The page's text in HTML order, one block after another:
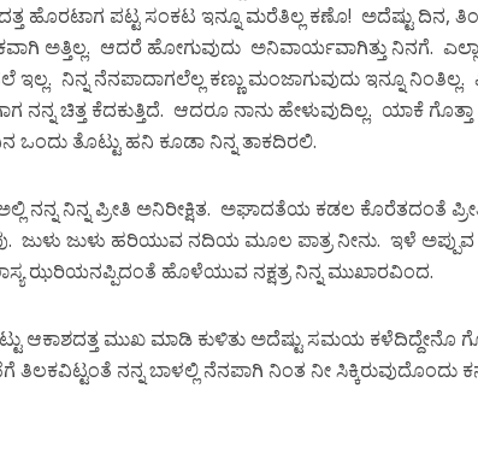
ಹೊರಟಾಗ ಪಟ್ಟ ಸಂಕಟ ಇನ್ನೂ ಮರೆತಿಲ್ಲ ಕಣೊ! ಅದೆಷ್ಟು ದಿನ,
ಅತ್ತಿಲ್ಲ. ಆದರೆ ಹೋಗುವುದು ಅನಿವಾರ್ಯವಾಗಿತ್ತು ನಿನಗೆ.
ಇಲ್ಲ‌. ನಿನ್ನ ನೆನಪಾದಾಗಲೆಲ್ಲ ಕಣ್ಣು ಮಂಜಾಗುವುದು ಇನ್ನೂ ನಿಂತಿಲ್ಲ.
ಚಿತ್ತ ಕೆದಕುತ್ತಿದೆ. ಆದರೂ ನಾನು ಹೇಳುವುದಿಲ್ಲ. ಯಾಕೆ
ಒಂದು ತೊಟ್ಟು ಹನಿ ಕೂಡಾ ನಿನ್ನ ತಾಕದಿರಲಿ.
ನನ್ನ ನಿನ್ನ ಪ್ರೀತಿ ಅನಿರೀಕ್ಷಿತ. ಅಘಾದತೆಯ ಕಡಲ ಕೊರೆತದಂತೆ
ಜುಳು ಹರಿಯುವ ನದಿಯ ಮೂಲ ಪಾತ್ರ ನೀನು. ಇಳೆ
ಝರಿಯನಪ್ಪಿದಂತೆ ಹೊಳೆಯುವ ನಕ್ಷತ್ರ ನಿನ್ನ ಮುಖಾರವಿಂದ.
ಆಕಾಶದತ್ತ ಮುಖ ಮಾಡಿ ಕುಳಿತು ಅದೆಷ್ಟು ಸಮಯ ಕಳೆದಿದ್ದೇನೊ
ತಿಲಕವಿಟ್ಟಂತೆ ನನ್ನ ಬಾಳಲ್ಲಿ ನೆನಪಾಗಿ ನಿಂತ ನೀ ಸಿಕ್ಕಿರುವುದೊಂದು